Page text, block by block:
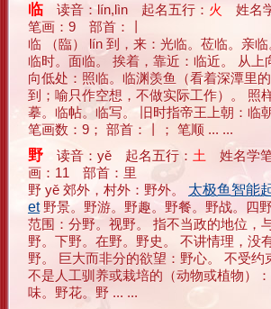
临 读音：lín,lìn 起名五行： 火 姓名
笔画：9 部首：丨
临 （臨） lín 到，来：光临。莅临。亲临
临时。面临。 挨着，靠近：临近。 从上
向低处：照临。临渊羡鱼（看着深潭里
到；喻只作空想，不做实际工作）。 照
摹。临帖。临写。 旧时指帝王上朝：临
笔画数：9； 部首：丨； 笔顺 ... ...
野 读音：yě 起名五行： 土 姓名学笔
画：11 部首：里
野 yě 郊外，村外：野外。 太极鱼智能
et野景。野游。野趣。野餐。野战。四
范围：分野。视野。 指不当政的地位，
野。下野。在野。野史。 不讲情理，没
野。 巨大而非分的欲望：野心。 不受约
不是人工驯养或栽培的（动物或植物）
味。野花。野 ... ...